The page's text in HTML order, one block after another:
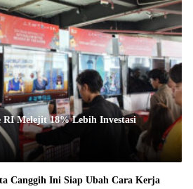
Melejit 18% Lebih Investasi
Canggih Ini Siap Ubah Cara Kerja